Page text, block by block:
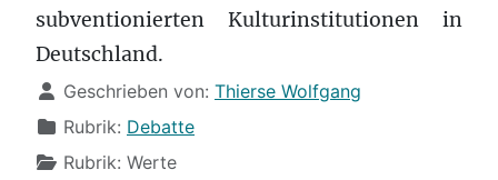
subventionierten Kulturinstitutionen in
Deutschland.
DetailsGeschrieben von: Thierse Wolfgang
Rubrik: Debatte
Rubrik: Werte